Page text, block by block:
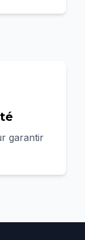
garantir